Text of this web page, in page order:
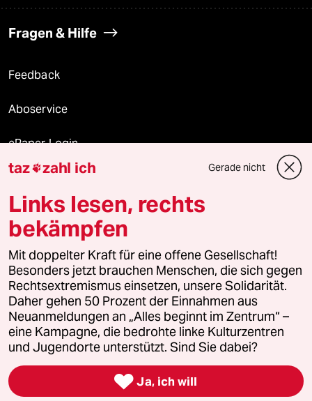
Fragen & Hilfe
Feedback
Aboservice
ePaper Login
Downloads für Abonnierende
© 2026 taz Verlags und Vertriebs GmbH
Alle Rechte vorbehalten. Bei rechtlichen Fragen oder für Genehmigungen
wenden Sie sich bitte an
lizenzen@taz.de
Feedback Redaktionsstatut Kommune-Richtlinien
Leitlinie Informant Datenschutz Impressum AGB
Seitenwende Einwilligungen widerrufen (Ads)
taz zahl ich Gerade nicht
Links lesen, rechts
bekämpfen
Mit doppelter Kraft für eine offene Gesellschaft!
Besonders jetzt brauchen Menschen, die sich gegen
Rechtsextremismus einsetzen, unsere Solidarität.
Daher gehen 50 Prozent der Einnahmen aus
Neuanmeldungen an „Alles beginnt im Zentrum“ –
eine Kampagne, die bedrohte linke Kulturzentren
und Jugendorte unterstützt. Sind Sie dabei?
 Ja, ich will